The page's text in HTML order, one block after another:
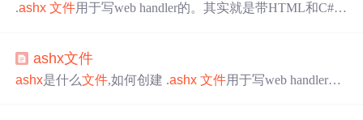
.ashx 文件用于写web handler的。其实就是带HTML和C#的
须包含IsReusable. 如下例所示 <% @ webhandler language
="C#" class="AverageHandler" %> using System; us...
ashx文件
ashx是什么文件,如何创建 .ashx 文件用于写web handler